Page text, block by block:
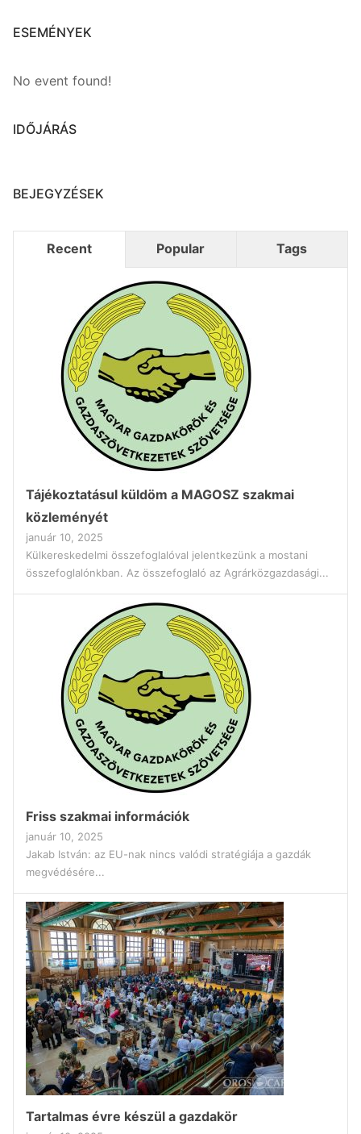
ESEMÉNYEK
No event found!
IDŐJÁRÁS
BEJEGYZÉSEK
Recent Popular Tags
Tájékoztatásul küldöm a MAGOSZ szakmai
közleményét
január 10, 2025
Külkereskedelmi összefoglalóval jelentkezünk a mostani
összefoglalónkban. Az összefoglaló az Agrárközgazdasági...
Friss szakmai információk
január 10, 2025
Jakab István: az EU-nak nincs valódi stratégiája a gazdák
megvédésére...
Tartalmas évre készül a gazdakör